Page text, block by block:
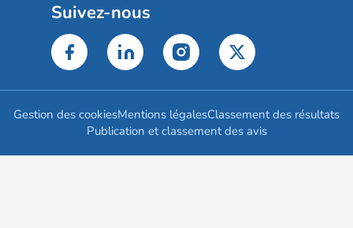
Suivez-nous
Gestion des cookiesMentions légalesClassement des résultats
Publication et classement des avis